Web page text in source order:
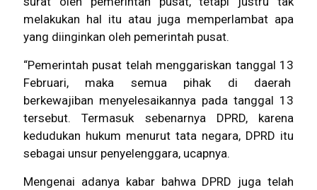
melakukan hal itu atau juga memperlambat apa
yang diinginkan oleh pemerintah pusat.
“Pemerintah pusat telah menggariskan tanggal 13
Februari, maka semua pihak di daerah
berkewajiban menyelesaikannya pada tanggal 13
tersebut. Termasuk sebenarnya DPRD, karena
kedudukan hukum menurut tata negara, DPRD itu
sebagai unsur penyelenggara, ucapnya.
Mengenai adanya kabar bahwa DPRD juga telah